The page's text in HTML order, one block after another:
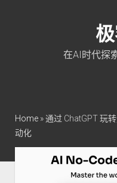
在AI时代探
twitter
Home»通过 ChatGPT 玩
动化